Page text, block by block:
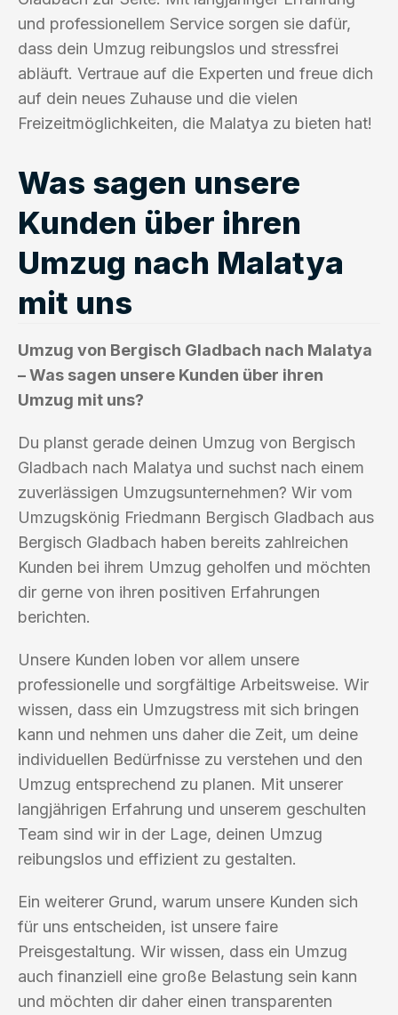
und professionellem Service sorgen sie dafür,
dass dein Umzug reibungslos und stressfrei
abläuft. Vertraue auf die Experten und freue dich
auf dein neues Zuhause und die vielen
Freizeitmöglichkeiten, die Malatya zu bieten hat!
Was sagen unsere
Kunden über ihren
Umzug nach Malatya
mit uns
Umzug von Bergisch Gladbach nach Malatya
– Was sagen unsere Kunden über ihren
Umzug mit uns?
Du planst gerade deinen Umzug von Bergisch
Gladbach nach Malatya und suchst nach einem
zuverlässigen Umzugsunternehmen? Wir vom
Umzugskönig Friedmann Bergisch Gladbach aus
Bergisch Gladbach haben bereits zahlreichen
Kunden bei ihrem Umzug geholfen und möchten
dir gerne von ihren positiven Erfahrungen
berichten.
Unsere Kunden loben vor allem unsere
professionelle und sorgfältige Arbeitsweise. Wir
wissen, dass ein Umzugstress mit sich bringen
kann und nehmen uns daher die Zeit, um deine
individuellen Bedürfnisse zu verstehen und den
Umzug entsprechend zu planen. Mit unserer
langjährigen Erfahrung und unserem geschulten
Team sind wir in der Lage, deinen Umzug
reibungslos und effizient zu gestalten.
Ein weiterer Grund, warum unsere Kunden sich
für uns entscheiden, ist unsere faire
Preisgestaltung. Wir wissen, dass ein Umzug
auch finanziell eine große Belastung sein kann
und möchten dir daher einen transparenten